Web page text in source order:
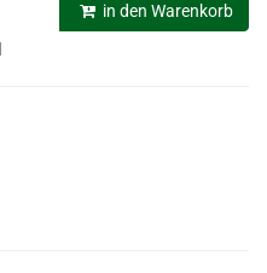
in den Warenkorb